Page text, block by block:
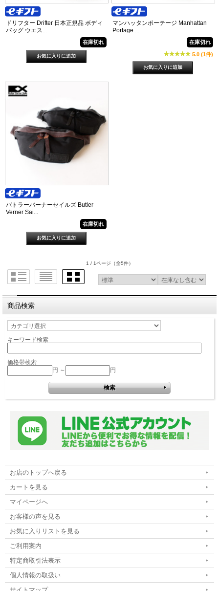
ドリフター Drifter 日本正規品 ボディ
バッグ ウエス...
在庫切れ
マンハッタンポーテージ Manhattan
Portage ...
在庫切れ
5.0 (1件)
バトラーバーナーセイルズ Butler
Verner Sai...
在庫切れ
1 / 1ページ （全5件）
商品検索
キーワード検索
価格帯検索
円 ～
円
お店のトップへ戻る
カートを見る
マイページへ
お客様の声を見る
お気に入りリストを見る
ご利用案内
特定商取引法表示
個人情報の取扱い